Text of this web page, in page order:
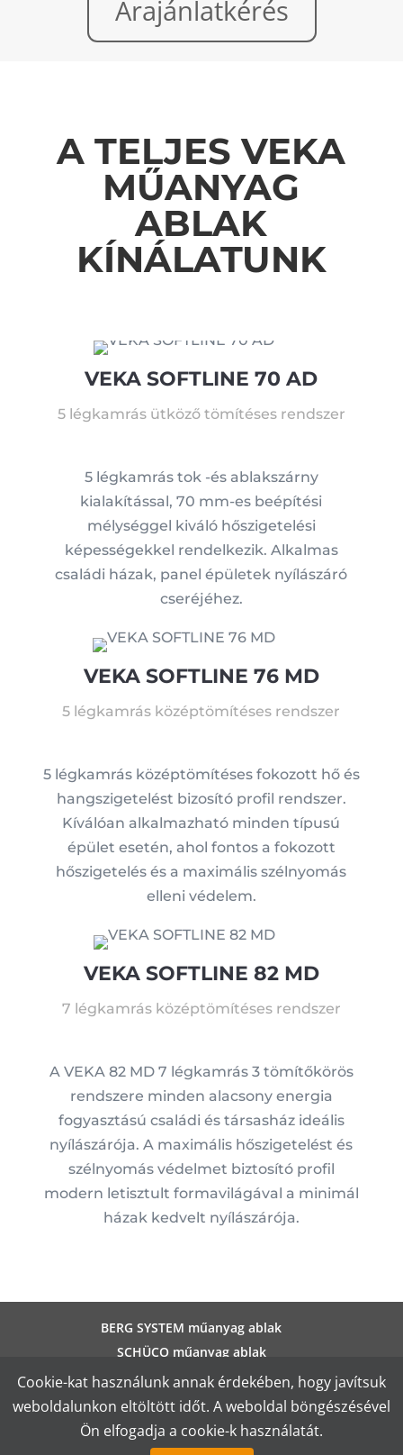
Árajánlatkérés
A TELJES VEKA
MŰANYAG
ABLAK
KÍNÁLATUNK
VEKA SOFTLINE 70 AD
5 légkamrás ütköző tömítéses rendszer
5 légkamrás tok -és ablakszárny
kialakítással, 70 mm-es beépítési
mélységgel kiváló hőszigetelési
képességekkel rendelkezik. Alkalmas
családi házak, panel épületek nyílászáró
cseréjéhez.
VEKA SOFTLINE 76 MD
5 légkamrás középtömítéses rendszer
5 légkamrás középtömítéses fokozott hő és
hangszigetelést bizosító profil rendszer.
Kíválóan alkalmazható minden típusú
épület esetén, ahol fontos a fokozott
hőszigetelés és a maximális szélnyomás
elleni védelem.
VEKA SOFTLINE 82 MD
7 légkamrás középtömítéses rendszer
A VEKA 82 MD 7 légkamrás 3 tömítőkörös
rendszere minden alacsony energia
fogyasztású családi és társasház ideális
nyílászárója. A maximális hőszigetelést és
szélnyomás védelmet biztosító profil
modern letisztult formavilágával a minimál
házak kedvelt nyílászárója.
BERG SYSTEM műanyag ablak
SCHÜCO műanyag ablak
ALUPLAST műanyag ablak
SALAMANDER műanyag ablak
VEKA műanyag ablak
Aktuális akciós műanyag ablak ajánlataink
Cookie-kat használunk annak érdekében, hogy javítsuk
weboldalunkon eltöltött időt. A weboldal böngészésével
Ön elfogadja a cookie-k használatát.